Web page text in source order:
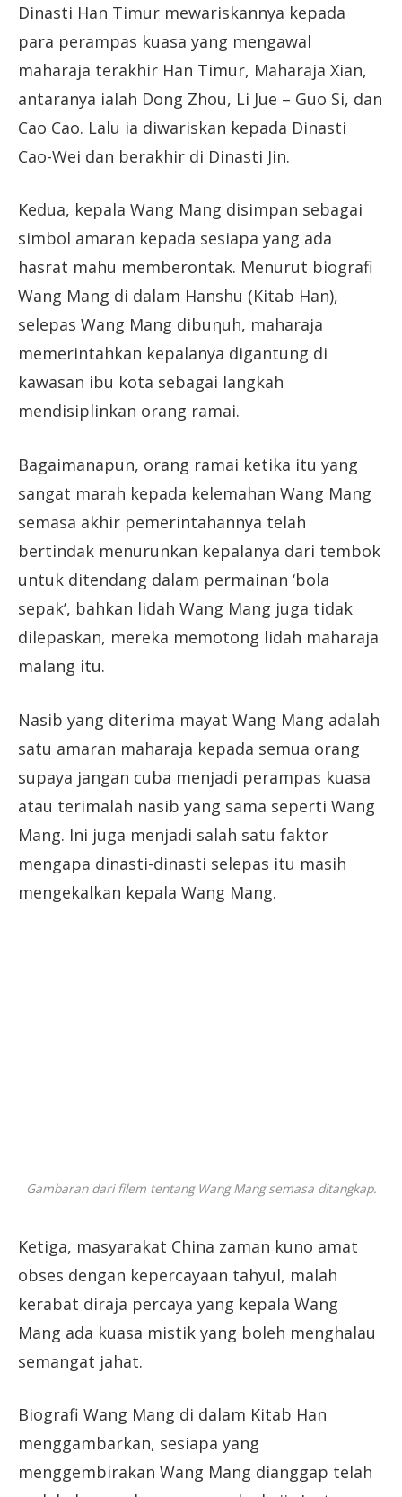
Dinasti Han Timur mewariskannya kepada
para perampas kuasa yang mengawal
maharaja terakhir Han Timur, Maharaja Xian,
antaranya ialah Dong Zhou, Li Jue – Guo Si, dan
Cao Cao. Lalu ia diwariskan kepada Dinasti
Cao-Wei dan berakhir di Dinasti Jin.
Kedua, kepala Wang Mang disimpan sebagai
simbol amaran kepada sesiapa yang ada
hasrat mahu memberontak. Menurut biografi
Wang Mang di dalam Hanshu (Kitab Han),
selepas Wang Mang dibuηuh, maharaja
memerintahkan kepalanya digantung di
kawasan ibu kota sebagai langkah
mendisiplinkan orang ramai.
Bagaimanapun, orang ramai ketika itu yang
sangat marah kepada kelemahan Wang Mang
semasa akhir pemerintahannya telah
bertindak menurunkan kepalanya dari tembok
untuk ditendang dalam permainan ‘bola
sepak’, bahkan lidah Wang Mang juga tidak
dilepaskan, mereka memotong lidah maharaja
malang itu.
Nasib yang diterima mayat Wang Mang adalah
satu amaran maharaja kepada semua orang
supaya jangan cuba menjadi perampas kuasa
atau terimalah nasib yang sama seperti Wang
Mang. Ini juga menjadi salah satu faktor
mengapa dinasti-dinasti selepas itu masih
mengekalkan kepala Wang Mang.
Gambaran dari filem tentang Wang Mang semasa ditangkap.
Ketiga, masyarakat China zaman kuno amat
obses dengan kepercayaan tahyul, malah
kerabat diraja percaya yang kepala Wang
Mang ada kuasa mistik yang boleh menghalau
semangat jahat.
Biografi Wang Mang di dalam Kitab Han
menggambarkan, sesiapa yang
menggembirakan Wang Mang dianggap telah